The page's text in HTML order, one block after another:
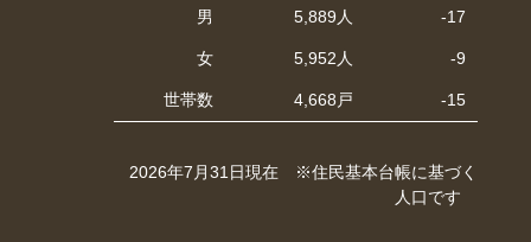
男 5,889人 -17
女 5,952人 -9
世帯数 4,668戸 -15
2026年7月31日現在 ※住民基本台帳に基づく
人口です